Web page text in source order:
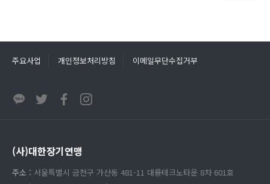
주요사업 개인정보처리방침 이메일무단수집거부
(사)대한장기연맹
주소 : 서울특별시 금천구 가산동 481-11 대륭테크노타운 8차 601호